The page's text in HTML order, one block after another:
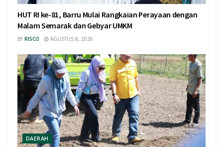
HUT RI ke-81, Barru Mulai Rangkaian Perayaan dengan
Malam Semarak dan Gebyar UMKM
BY RISCO AGUSTUS 8, 2026
DAERAH